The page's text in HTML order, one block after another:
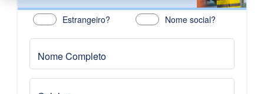
Estrangeiro? Nome social?
Nome Completo